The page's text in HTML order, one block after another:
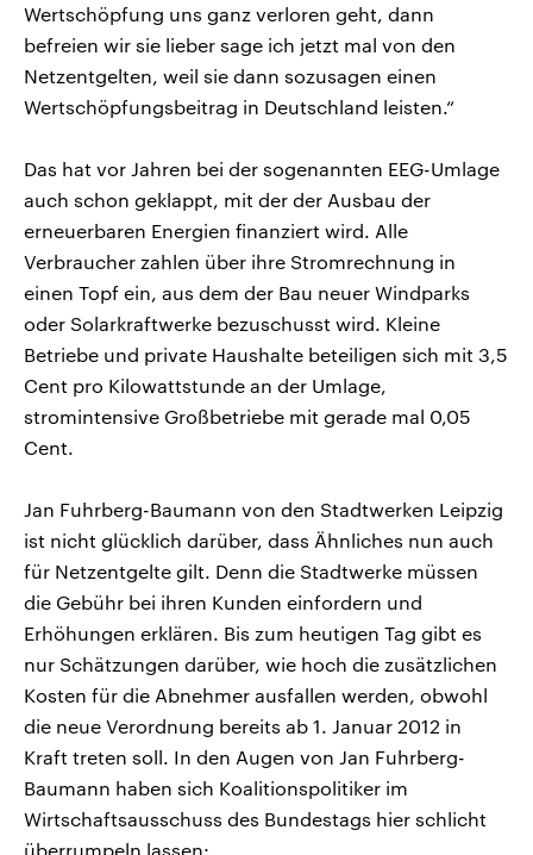
Wertschöpfung uns ganz verloren geht, dann
befreien wir sie lieber sage ich jetzt mal von den
Netzentgelten, weil sie dann sozusagen einen
Wertschöpfungsbeitrag in Deutschland leisten.“
Das hat vor Jahren bei der sogenannten EEG-Umlage
auch schon geklappt, mit der der Ausbau der
erneuerbaren Energien finanziert wird. Alle
Verbraucher zahlen über ihre Stromrechnung in
einen Topf ein, aus dem der Bau neuer Windparks
oder Solarkraftwerke bezuschusst wird. Kleine
Betriebe und private Haushalte beteiligen sich mit 3,5
Cent pro Kilowattstunde an der Umlage,
stromintensive Großbetriebe mit gerade mal 0,05
Cent.
Jan Fuhrberg-Baumann von den Stadtwerken Leipzig
ist nicht glücklich darüber, dass Ähnliches nun auch
für Netzentgelte gilt. Denn die Stadtwerke müssen
die Gebühr bei ihren Kunden einfordern und
Erhöhungen erklären. Bis zum heutigen Tag gibt es
nur Schätzungen darüber, wie hoch die zusätzlichen
Kosten für die Abnehmer ausfallen werden, obwohl
die neue Verordnung bereits ab 1. Januar 2012 in
Kraft treten soll. In den Augen von Jan Fuhrberg-
Baumann haben sich Koalitionspolitiker im
Wirtschaftsausschuss des Bundestags hier schlicht
überrumpeln lassen: